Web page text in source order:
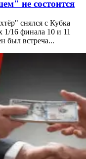
не состоится
снялся с Кубка
16 финала 10 и 11
был встреча...